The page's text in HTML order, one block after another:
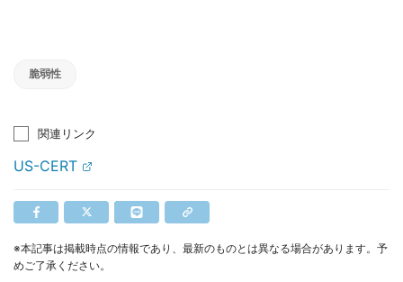
脆弱性
関連リンク
US-CERT
※本記事は掲載時点の情報であり、最新のものとは異なる場合があります。予
めご了承ください。